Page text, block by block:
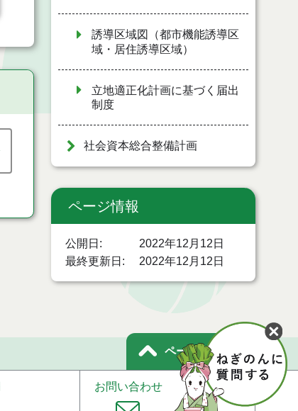
誘導区域図（都市機能誘導区
域・居住誘導区域）
立地適正化計画に基づく届出
制度
社会資本総合整備計画
ページ情報
公開日
2022年12月12日
最終更新日
2022年12月12日
ページトップ
お問い合わせ